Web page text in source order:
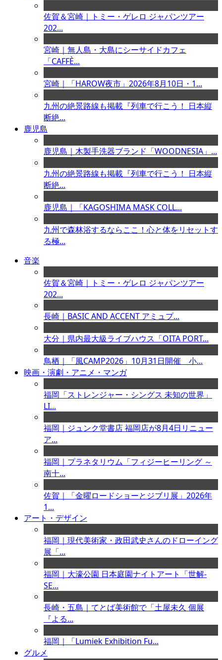
佐賀＆宮崎｜トミー・ゲレロ ジャパンツアー
202...
宮崎｜無人島・大島にシーサイドカフェ
「CAFFÈ...
宮崎｜「HAROW夜市」2026年8月10日・1...
九州の絶景路線も掲載『列車で行こう！ 日本縦
断絶...
鹿児島
鹿児島｜木製手洗器ブランド「WOODNESIA」...
九州の絶景路線も掲載『列車で行こう！ 日本縦
断絶...
鹿児島｜「KAGOSHIMA MASK COLL...
九州で森林浴するならここ！心と体をリセットす
る極...
音楽
佐賀＆宮崎｜トミー・ゲレロ ジャパンツアー
202...
長崎｜BASIC AND ACCENT アミュプ...
大分｜県内最大級ライブハウス「OITA PORT...
鳥栖｜「風CAMP2026」10月31日開催 小...
映画・演劇・アニメ・マンガ
福岡「ストレンジャー・シングス 未知の世界」
LI...
福岡｜ジュンク堂書店 福岡店が8月4日リニュー
ア...
福岡｜プラネタリウム「フィジーヒーリング ～
南十...
佐賀｜「金曜ロードショーとジブリ展」2026年
1...
アート・デザイン
福岡｜現代美術家・政田武史さんのドローイング
展「...
福岡｜大濠公園 日本庭園ナイトアート「世解-
SE...
長崎・五島｜てとば美術館で「土屋未久 個展
『よる...
福岡｜「Lumiek Exhibition Fu...
グルメ